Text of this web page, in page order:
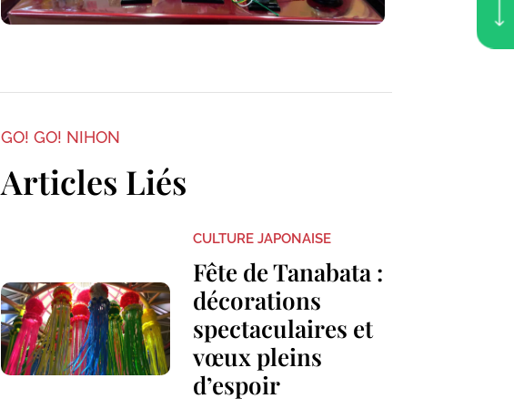
GO! GO! NIHON
Articles Liés
CULTURE JAPONAISE
Fête de Tanabata :
décorations
spectaculaires et
vœux pleins
d’espoir